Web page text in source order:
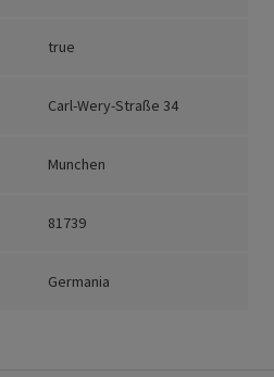
true
Carl-Wery-Straße 34
Munchen
81739
Germania